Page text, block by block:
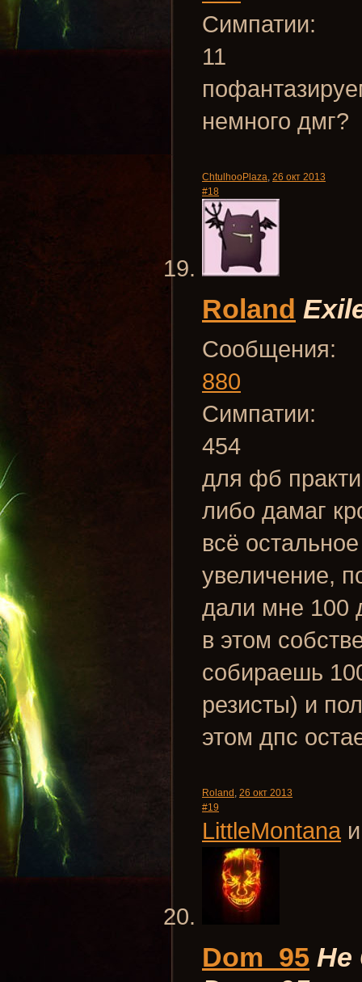
Симпатии:
11
немного дмг?
ChtulhooPlaza, 26 окт 2013
#18
Roland
Сообщения:
880
Симпатии:
454
для фб
либо дамаг
всё
увеличение,
дали мне 100
в этом
собираешь
резисты) и
этом дпс
Roland , 26 окт 2013
#19
LittleMontana
Dom_95 Не